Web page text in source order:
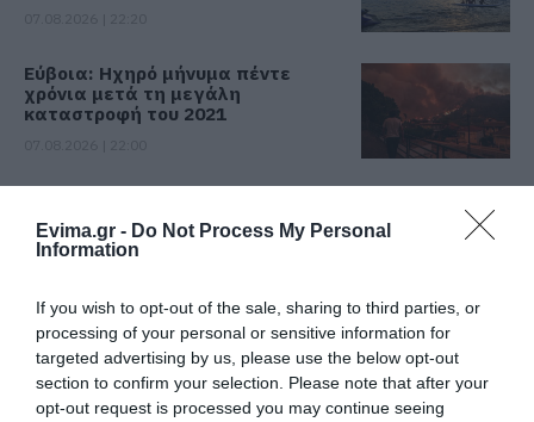
Evima.gr - Do Not Process My Personal
Information
If you wish to opt-out of the sale, sharing to third parties, or
processing of your personal or sensitive information for
targeted advertising by us, please use the below opt-out
section to confirm your selection. Please note that after your
opt-out request is processed you may continue seeing
Εύβοια: Ηχηρό μήνυμα πέντε
χρόνια μετά τη μεγάλη
καταστροφή του 2021
07.08.2026 | 21:40
Εύβοια: Γυναίκα έπεσε θύμα
διαδικτυακής απάτης – Πλήρωσε
για τρακτέρ που δεν παρέλαβε